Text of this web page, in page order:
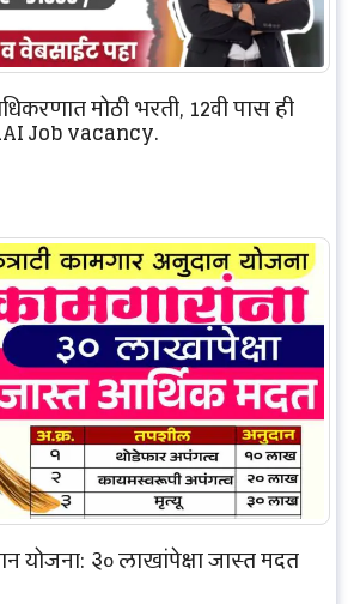
मोठी भरती, 12वी पास ही
Job vacancy.
योजना: ३० लाखांपेक्षा जास्त मदत